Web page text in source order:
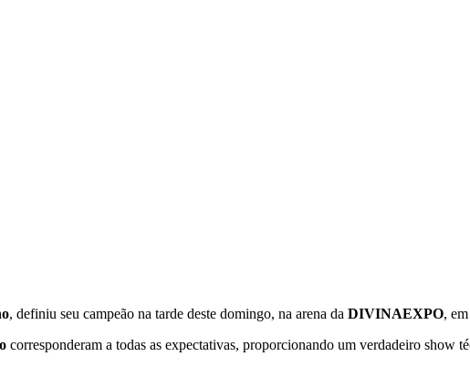
, definiu seu campeão na tarde deste domingo, na arena da DIVINAEXPO,
corresponderam a todas as expectativas, proporcionando um verdadeiro show